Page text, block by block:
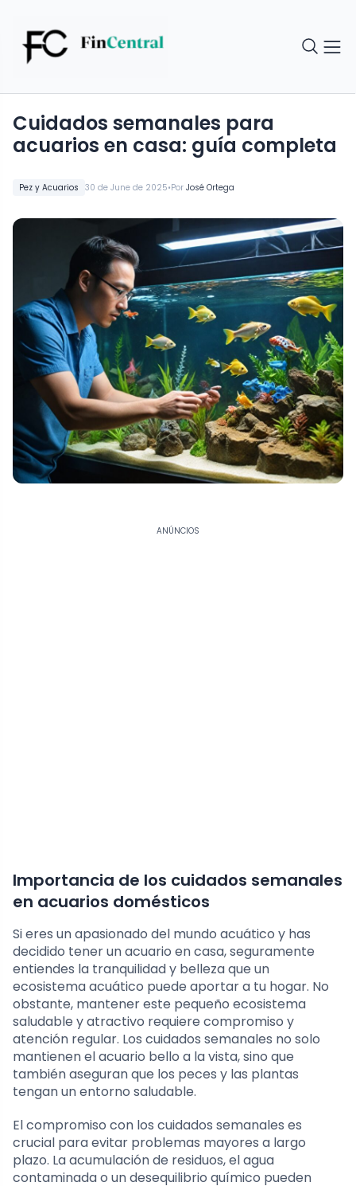
Pez y Acuarios 30 de June de 2025•Por José Ortega
Cuidados semanales para
acuarios en casa: guía completa
ANÚNCIOS
Importancia de los cuidados semanales
en acuarios domésticos
Si eres un apasionado del mundo acuático y has
decidido tener un acuario en casa, seguramente
entiendes la tranquilidad y belleza que un
ecosistema acuático puede aportar a tu hogar. No
obstante, mantener este pequeño ecosistema
saludable y atractivo requiere compromiso y
atención regular. Los cuidados semanales no solo
mantienen el acuario bello a la vista, sino que
también aseguran que los peces y las plantas
tengan un entorno saludable.
El compromiso con los cuidados semanales es
crucial para evitar problemas mayores a largo
plazo. La acumulación de residuos, el agua
contaminada o un desequilibrio químico pueden